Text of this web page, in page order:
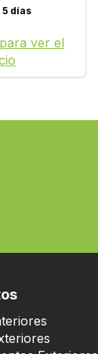
5 días
ver el